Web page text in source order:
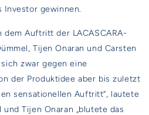
Investor gewinnen.
Auftritt der LACASCARA-
Tijen Onaran und Carsten
zwar gegen eine
der Produktidee aber bis zuletzt
sensationellen Auftritt“, lautete
Tijen Onaran „blutete das